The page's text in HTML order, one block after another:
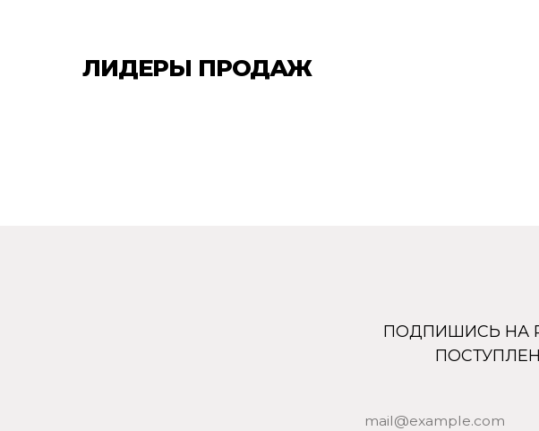
ЛИДЕРЫ ПРОДАЖ
Uso Paris